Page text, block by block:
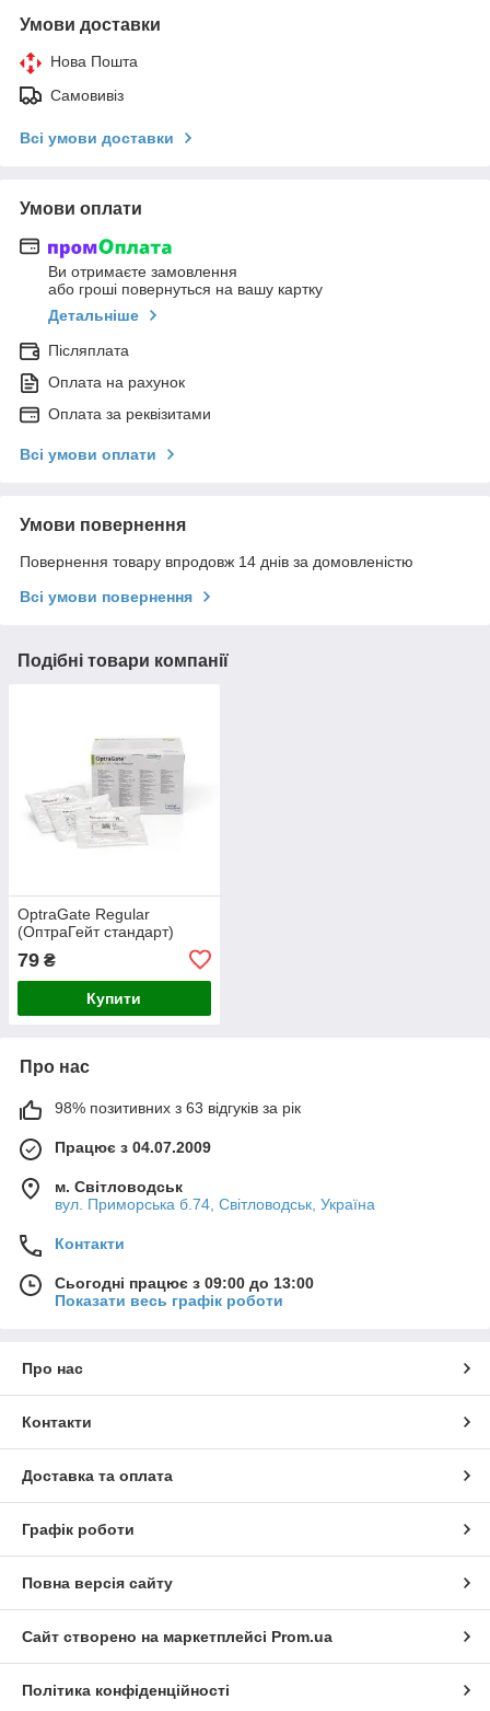
Умови доставки
Нова Пошта
Самовивіз
Всі умови доставки
Умови оплати
Ви отримаєте замовлення
або гроші повернуться на вашу картку
Детальніше
Післяплата
Оплата на рахунок
Оплата за реквізитами
Всі умови оплати
Умови повернення
Повернення товару впродовж 14 днів за домовленістю
Всі умови повернення
Подібні товари компанії
OptraGate Regular
(ОптраГейт стандарт)
79 ₴
Купити
Про нас
98% позитивних з 63 відгуків за рік
Працює з 04.07.2009
м. Світловодськ
вул. Приморська б.74, Світловодськ, Україна
Контакти
Сьогодні працює з 09:00 до 13:00
Показати весь графік роботи
Про нас
Контакти
Доставка та оплата
Графік роботи
Повна версія сайту
Сайт створено на маркетплейсі Prom.ua
Політика конфіденційності